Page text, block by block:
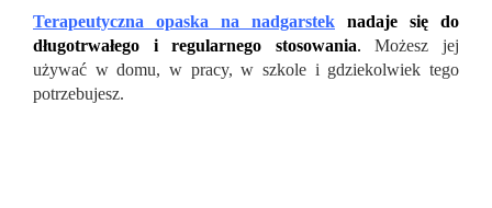
Terapeutyczna opaska na nadgarstek
nadaje się do
długotrwałego i regularnego stosowania. Możesz jej
używać w domu, w pracy, w szkole i gdziekolwiek tego
potrzebujesz.